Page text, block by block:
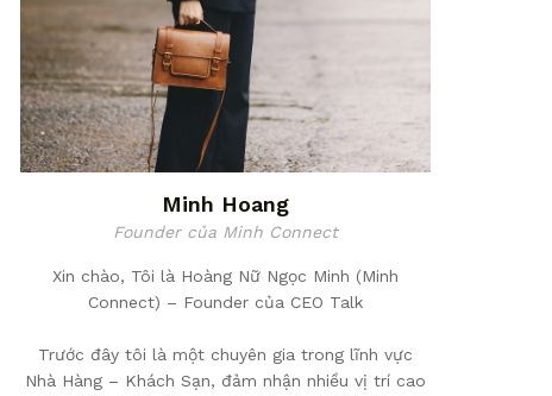
Minh Hoang
Founder của Minh Connect
Xin chào, Tôi là Hoàng Nữ Ngọc Minh (Minh
Connect) – Founder của CEO Talk
Trước đây tôi là một chuyên gia trong lĩnh vực
Nhà Hàng – Khách Sạn, đảm nhận nhiều vị trí cao